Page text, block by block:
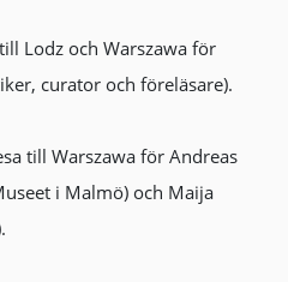
Lodz och Warszawa för
curator och föreläsare).
till Warszawa för Andreas
i Malmö) och Maija